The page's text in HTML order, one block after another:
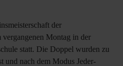
der
Montag in der
statt. Die Doppel wurden zu
und nach dem Modus Jeder-